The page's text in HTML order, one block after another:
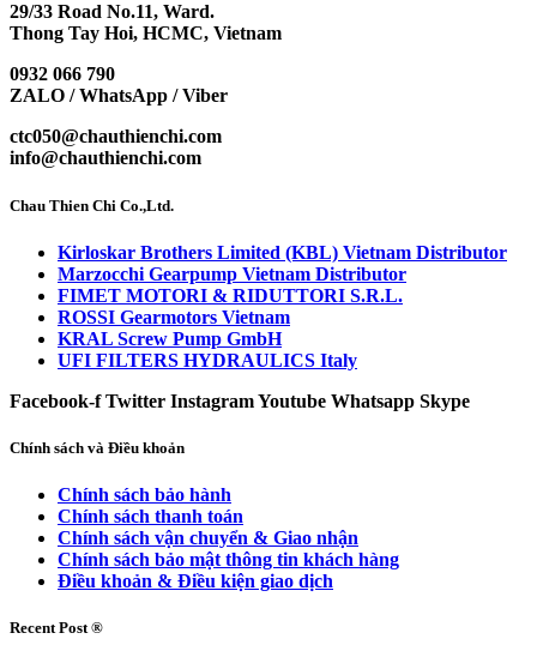
29/33 Road No.11, Ward.
Thong Tay Hoi, HCMC, Vietnam
0932 066 790
ZALO / WhatsApp / Viber
ctc050@chauthienchi.com
info@chauthienchi.com
Chau Thien Chi Co.,Ltd.
Kirloskar Brothers Limited (KBL) Vietnam Distributor
Marzocchi Gearpump Vietnam Distributor
FIMET MOTORI & RIDUTTORI S.R.L.
ROSSI Gearmotors Vietnam
KRAL Screw Pump GmbH
UFI FILTERS HYDRAULICS Italy
Facebook-f Twitter InstagramYoutube Whatsapp Skype
Chính sách và Điều khoản
Chính sách bảo hành
Chính sách thanh toán
Chính sách vận chuyển & Giao nhận
Chính sách bảo mật thông tin khách hàng
Điều khoản & Điều kiện giao dịch
Recent Post ®